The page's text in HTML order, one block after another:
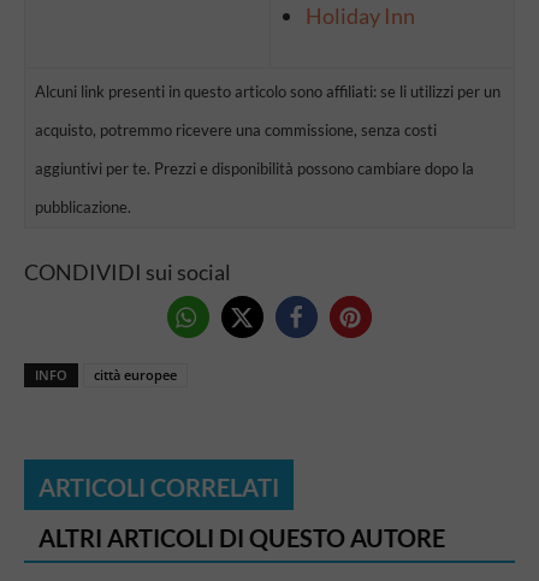
Holiday Inn
Alcuni link presenti in questo articolo sono affiliati: se li utilizzi per un
acquisto, potremmo ricevere una commissione, senza costi
aggiuntivi per te. Prezzi e disponibilità possono cambiare dopo la
pubblicazione.
CONDIVIDI sui social
INFO città europee
ARTICOLI CORRELATI
ALTRI ARTICOLI DI QUESTO AUTORE